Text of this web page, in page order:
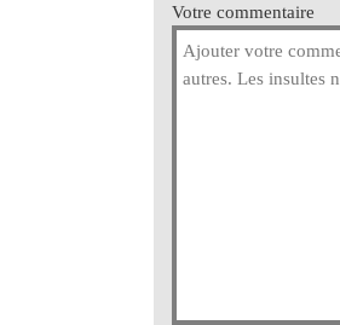
Votre commentaire